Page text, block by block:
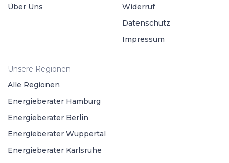
Über Uns
Widerruf
Datenschutz
Impressum
Unsere Regionen
Alle Regionen
Energieberater Hamburg
Energieberater Berlin
Energieberater Wuppertal
Energieberater Karlsruhe